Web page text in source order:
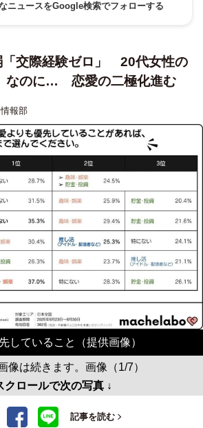
ニュースをGoogle検索でフォローする
「交際経験ゼロ」 20代女性の
なのに… 恋愛の二極化進む
報部
していること（提供画像）
像は続きます。画像（1/7）
クロールで次の写真 ↓
記事を読む